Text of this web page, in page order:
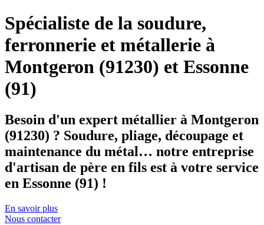
Spécialiste de la soudure,
ferronnerie et métallerie à
Montgeron (91230) et Essonne
(91)
Besoin d'un expert métallier à Montgeron
(91230) ? Soudure, pliage, découpage et
maintenance du métal… notre entreprise
d'artisan de père en fils est à votre service
en Essonne (91) !
En savoir plus
Nous contacter